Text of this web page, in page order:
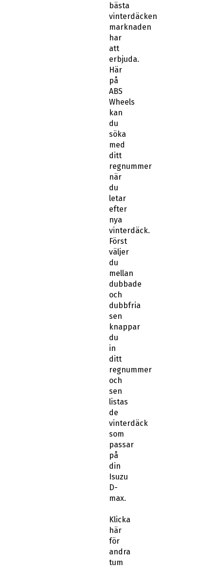
bästa
vinterdäcken
marknaden
har
att
erbjuda.
Här
på
ABS
Wheels
kan
du
söka
med
ditt
regnummer
när
du
letar
efter
nya
vinterdäck.
Först
väljer
du
mellan
dubbade
och
dubbfria
sen
knappar
du
in
ditt
regnummer
och
sen
listas
de
vinterdäck
som
passar
på
din
Isuzu
D-
max.
Klicka
här
för
andra
tum